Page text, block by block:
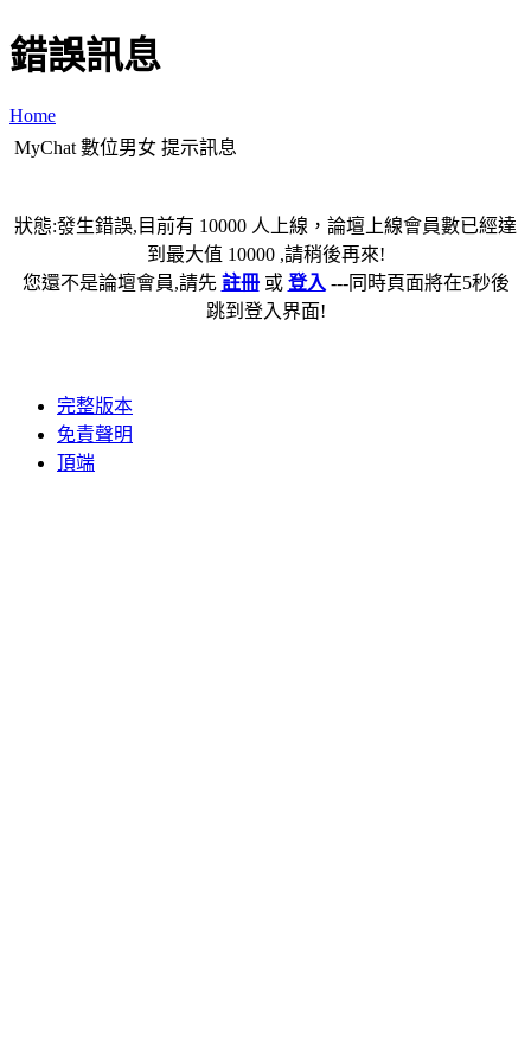
錯誤訊息
Home
MyChat 數位男女 提示訊息
狀態:發生錯誤,目前有 10000 人上線，論壇上線會員數已經達
到最大值 10000 ,請稍後再來!
您還不是論壇會員,請先 註冊或 登入 ---同時頁面將在5秒後
跳到登入界面!
完整版本
免責聲明
頂端